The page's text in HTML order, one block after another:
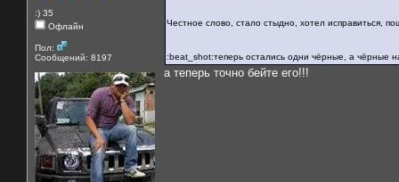
:) 35
Офлайн
Пол:
Сообщений: 8197
Честное слово, стало стыдно, хотел исправиться,
:beat_shot:теперь остались одни чёрные, а чёрные
а теперь точно бейте его!!!